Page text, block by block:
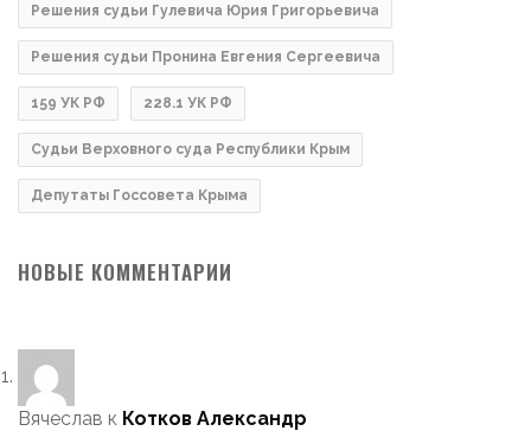
Решения судьи Гулевича Юрия Григорьевича
Решения судьи Пронина Евгения Сергеевича
159 УК РФ 228.1 УК РФ
Судьи Верховного суда Республики Крым
Депутаты Госсовета Крыма
НОВЫЕ КОММЕНТАРИИ
Вячеслав к Котков Александр